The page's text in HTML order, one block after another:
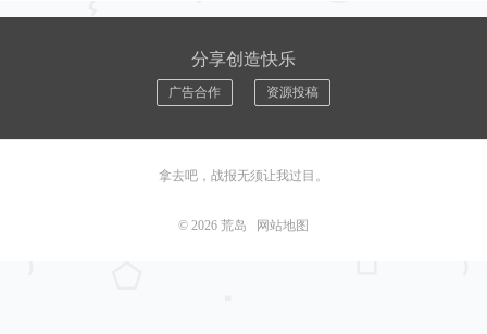
分享创造快乐
广告合作 资源投稿
拿去吧，战报无须让我过目。
© 2026 荒岛 网站地图